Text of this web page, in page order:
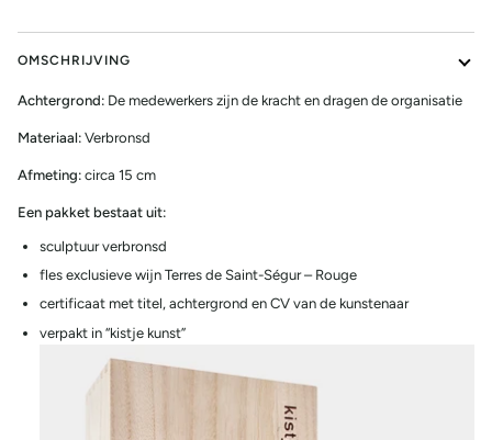
OMSCHRIJVING
Achtergrond: De medewerkers zijn de kracht en dragen de organisatie
Materiaal: Verbronsd
Afmeting: circa 15 cm
Een pakket bestaat uit:
sculptuur verbronsd
fles exclusieve wijn Terres de Saint-Ségur – Rouge
certificaat met titel, achtergrond en CV van de kunstenaar
verpakt in “kistje kunst”